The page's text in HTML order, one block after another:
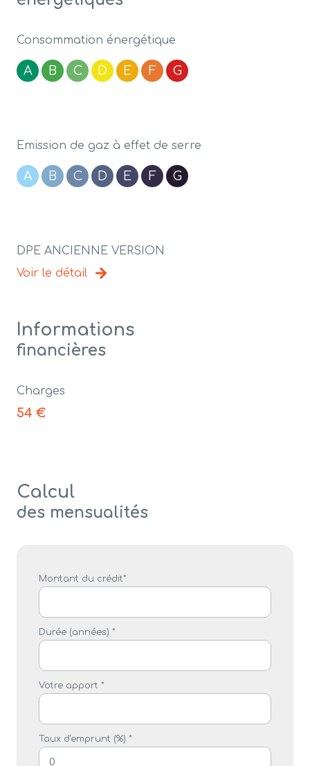
Consommation énergétique
A B C D E F G
Emission de gaz à effet de serre
A B C D E F G
DPE ANCIENNE VERSION
Voir le détail
Informations
financières
Charges
54 €
Calcul
des mensualités
Montant du crédit*
Durée (années) *
Votre apport *
Taux d'emprunt (%) *